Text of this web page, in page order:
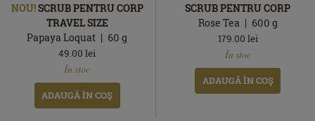
NOU!SCRUB PENTRU CORP
TRAVEL SIZE
Papaya Loquat
60g
49.00 lei
În stoc
ADAUGĂ ÎN COŞ
SCRUB PENTRU CORP
Rose Tea
600 g
179.00 lei
În stoc
ADAUGĂ ÎN COŞ